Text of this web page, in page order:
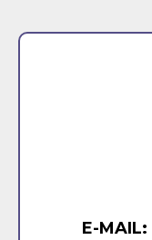
E-MAIL: